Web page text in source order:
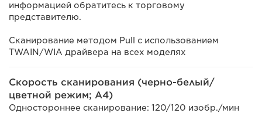
информацией обратитесь к торговому
представителю.
Сканирование методом Pull с использованием
TWAIN/WIA драйвера на всех моделях
Скорость сканирования (черно-белый/
цветной режим; A4)
Одностороннее сканирование: 120/120 изобр./мин